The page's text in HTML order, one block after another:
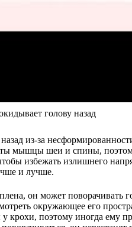
голову назад
из-за
мышцы шеи и спины,
избежать излишнего
и лучше.
он может поворачивать
окружающее его
поэтому иногда ему